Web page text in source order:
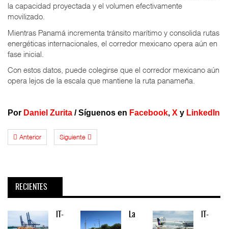
la capacidad proyectada y el volumen efectivamente
movilizado.
Mientras Panamá incrementa tránsito marítimo y consolida rutas
energéticas internacionales, el corredor mexicano opera aún en
fase inicial.
Con estos datos, puede colegirse que el corredor mexicano aún
opera lejos de la escala que mantiene la ruta panameña.
Por Daniel Zurita /Síguenos en Facebook, X y LinkedIn
Anterior Siguiente
RECIENTES
IT- La IT-